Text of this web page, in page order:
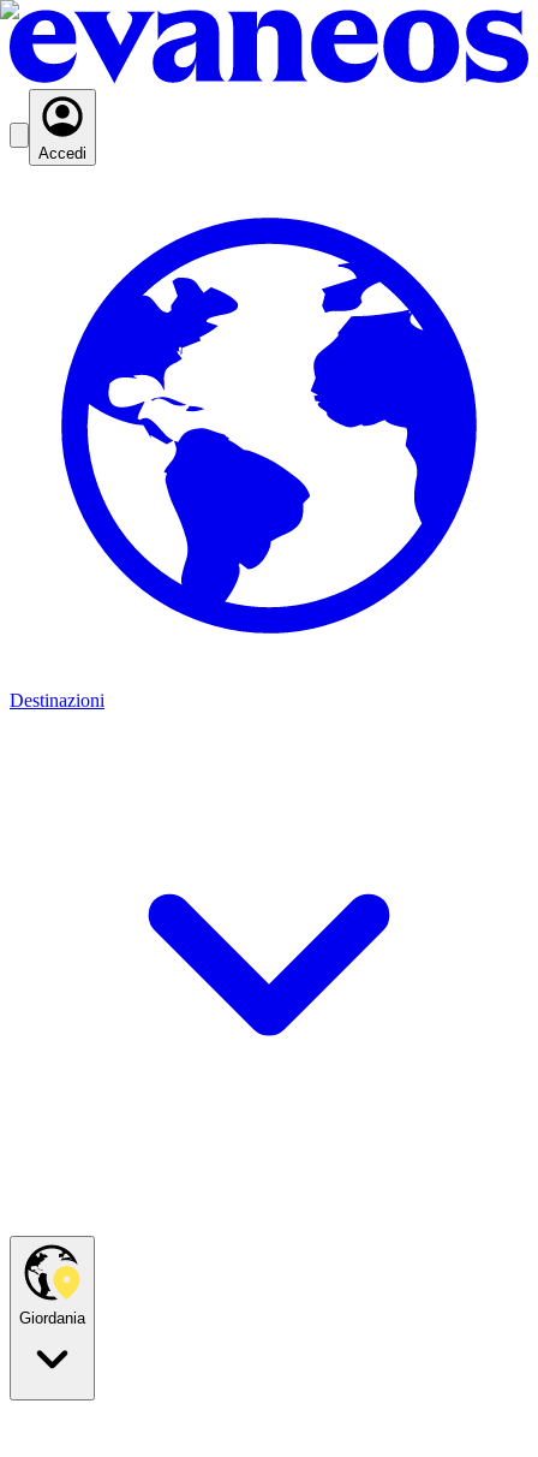
Accedi
Destinazioni
Giordania